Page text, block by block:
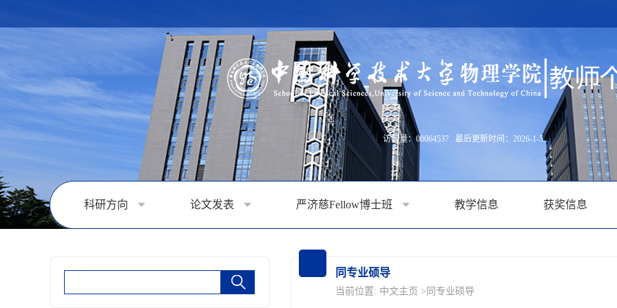
访问量： 00064537 最后更新时间： 2026-1-5
科研方向 论文发表 严济慈Fellow博士班 教学信息 获奖信息
同专业硕导
当前位置: 中文主页 >同专业硕导